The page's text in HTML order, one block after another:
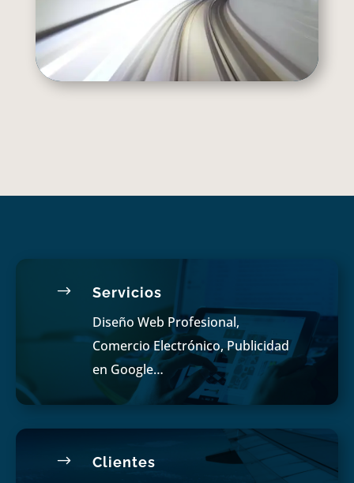
$ Servicios
Diseño Web Profesional,
Comercio Electrónico, Publicidad
en Google…
$ Clientes